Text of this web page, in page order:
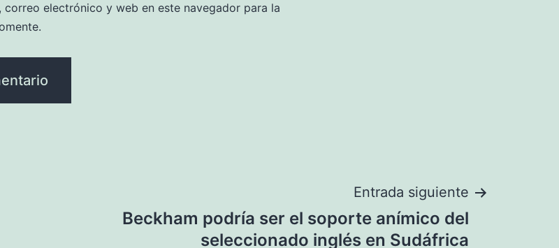
correo electrónico y web en este navegador para la
Entrada siguiente
Beckham podría ser el soporte anímico del
seleccionado inglés en Sudáfrica